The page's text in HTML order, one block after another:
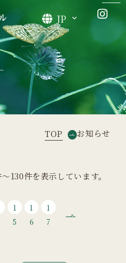
JP
TOP お知らせ
130件を表示しています。
1
5
1
6
1
7